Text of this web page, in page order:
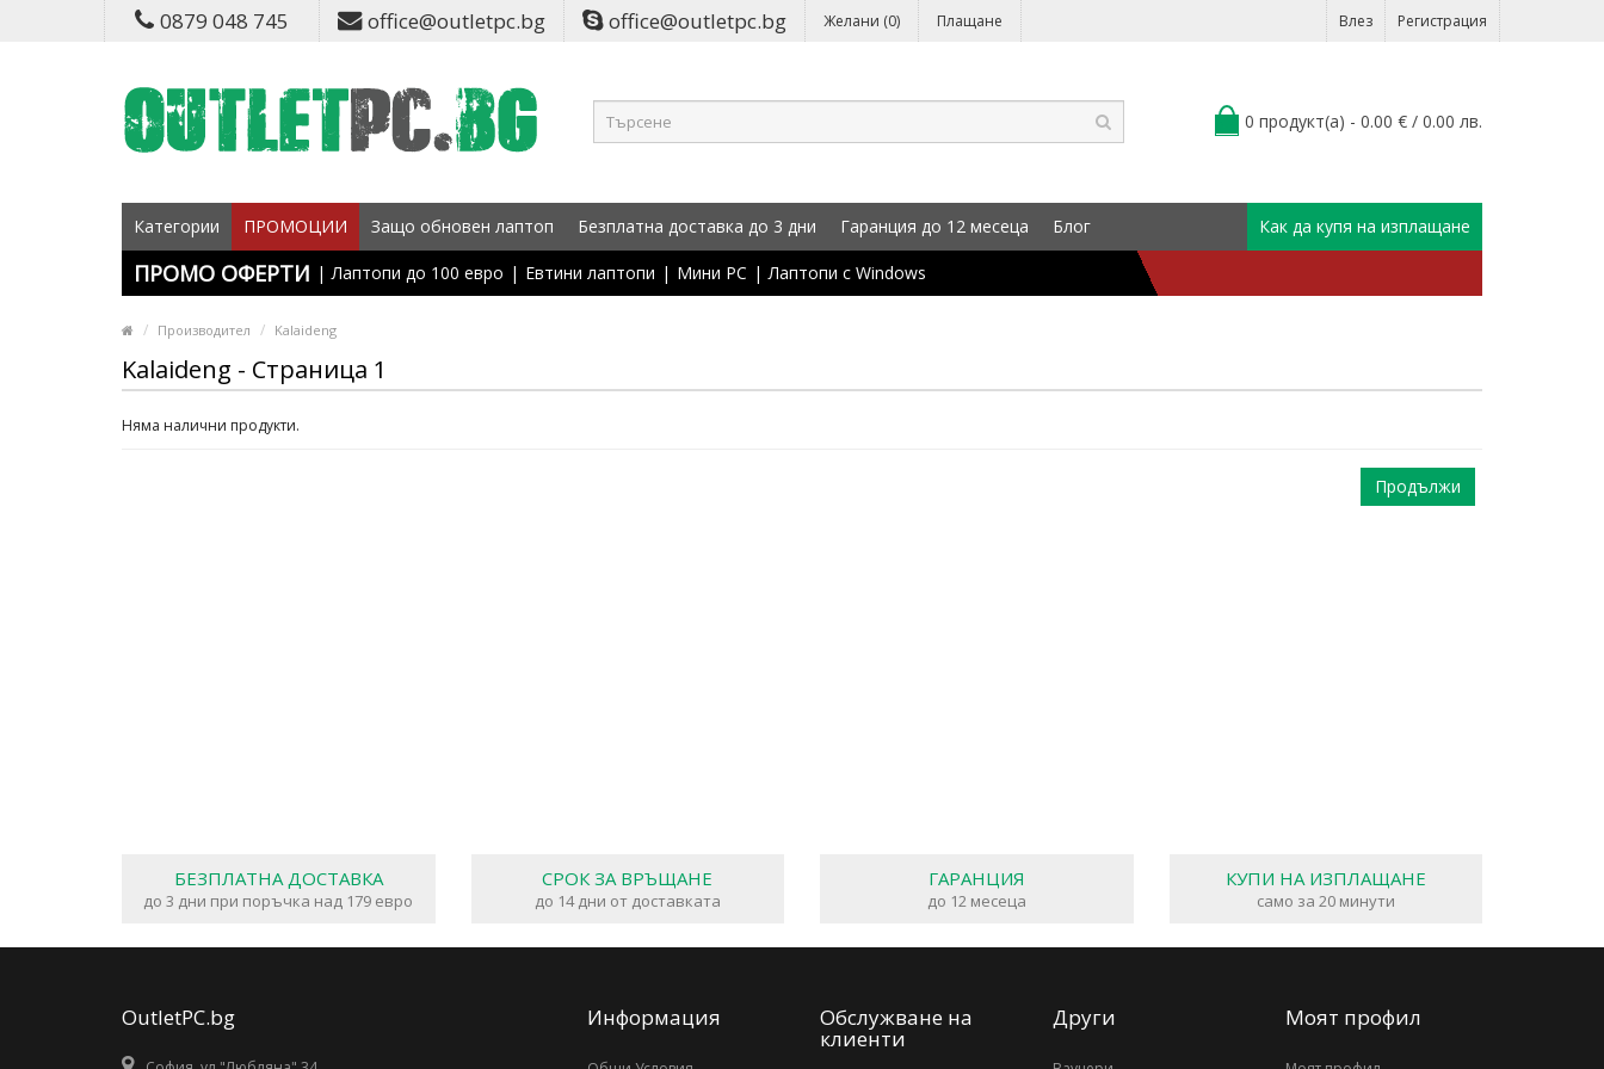
0879 048 745 office@outletpc.bg office@outletpc.bg Желани (0) Плащане Влез Регистрация
0 продукт(а) - 0.00 € / 0.00 лв.
Категории ПРОМОЦИИ Защо обновен лаптоп Безплатна доставка до 3 дни Гаранция до 12 месеца Блог Как да купя на изплащане
ПРОМО ОФЕРТИ | Лаптопи до 100 евро | Евтини лаптопи | Мини PC | Лаптопи с Windows
Производител Kalaideng
Kalaideng - Страница 1
Няма налични продукти.
Продължи
БЕЗПЛАТНА ДОСТАВКА
до 3 дни при поръчка над 179 евро
СРОК ЗА ВРЪЩАНЕ
до 14 дни от доставката
ГАРАНЦИЯ
до 12 месеца
КУПИ НА ИЗПЛАЩАНЕ
само за 20 минути
OutletPC.bg Информация Обслужване на
клиенти
Други Моят профил